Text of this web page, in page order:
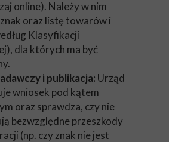
online). Należy w nim
oraz listę towarów i
Klasyfikacji
dla których ma być
i publikacja: Urząd
wniosek pod kątem
oraz sprawdza, czy nie
bezwzględne przeszkody
(np. czy znak nie jest